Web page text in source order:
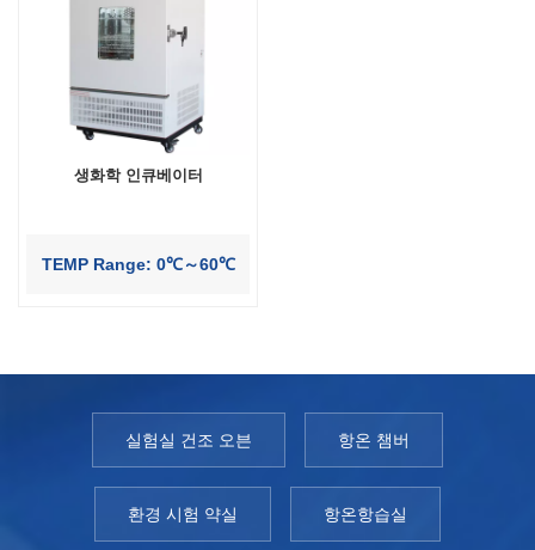
생화학 인큐베이터
TEMP Range: 0℃～60℃
실험실 건조 오븐 항온 챔버
환경 시험 약실 항온항습실